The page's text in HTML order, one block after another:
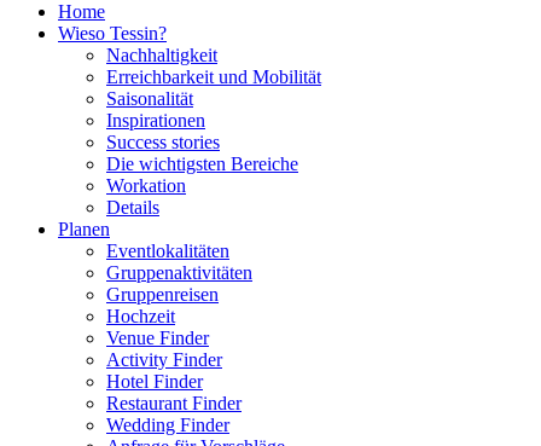
Home
Wieso Tessin?
Nachhaltigkeit
Erreichbarkeit und Mobilität
Saisonalität
Inspirationen
Success stories
Die wichtigsten Bereiche
Workation
Details
Planen
Eventlokalitäten
Gruppenaktivitäten
Gruppenreisen
Hochzeit
Venue Finder
Activity Finder
Hotel Finder
Restaurant Finder
Wedding Finder